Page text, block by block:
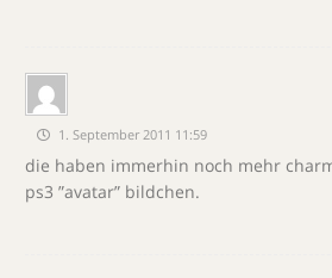
1. September 2011 11:59
die haben immerhin noch mehr
ps3 ”avatar” bildchen.